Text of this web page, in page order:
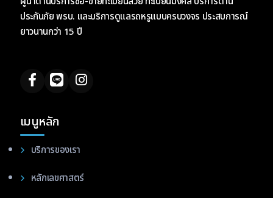
ประกันภัย พรบ. และบริการดูแลรถหรูแบบครบวงจร ประสบการณ์
ยาวนานกว่า 15 ปี
เมนูหลัก
บริการของเรา
หลักเลขศาสตร์